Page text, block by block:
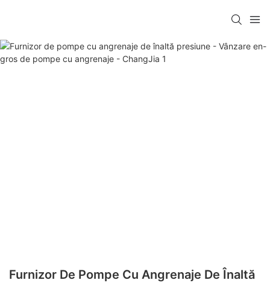
Furnizor De Pompe Cu Angrenaje De Înaltă